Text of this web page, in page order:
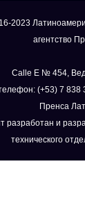
2023
агентство
Calle E № 454,
(+53) 7 838
Пренса
разработан и
технического